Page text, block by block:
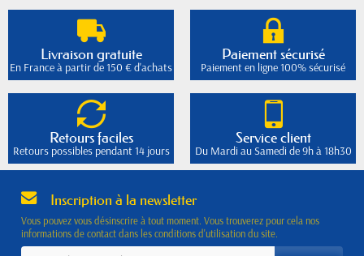
Livraison gratuite
En France à partir de 150 € d'achats
Paiement sécurisé
Paiement en ligne 100% sécurisé
Retours faciles
Retours possibles pendant 14 jours
Service client
Du Mardi au Samedi de 9h à 18h30
Inscription à la newsletter
Vous pouvez vous désinscrire à tout moment. Vous trouverez pour cela nos
informations de contact dans les conditions d'utilisation du site.